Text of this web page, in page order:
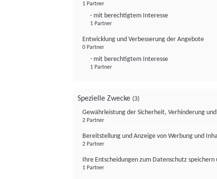
1 Partner
- mit berechtigtem Interesse
1 Partner
Entwicklung und Verbesserung der Angebote
0 Partner
- mit berechtigtem Interesse
1 Partner
Spezielle Zwecke (3)
Gewährleistung der Sicherheit, Verhinderung
2 Partner
Bereitstellung und Anzeige von Werbung und
2 Partner
Ihre Entscheidungen zum Datenschutz
1 Partner